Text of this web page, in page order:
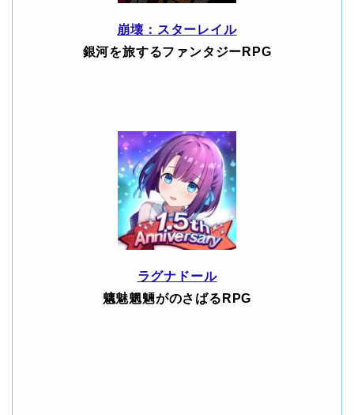
崩壊：スターレイル
銀河を旅するファンタジーRPG
ラグナドール
魑魅魍魎がのさばるRPG